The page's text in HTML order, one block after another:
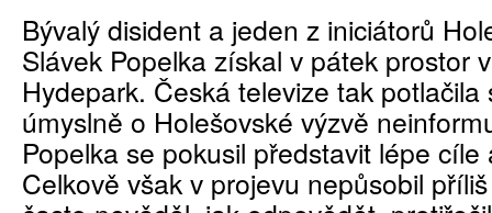
Bývalý disident a jeden z iniciátorů
Slávek Popelka získal v pátek prostor
Hydepark. Česká televize tak potlačila
úmyslně o Holešovské výzvě
Popelka se pokusil představit lépe cíle
Celkově však v projevu nepůsobil